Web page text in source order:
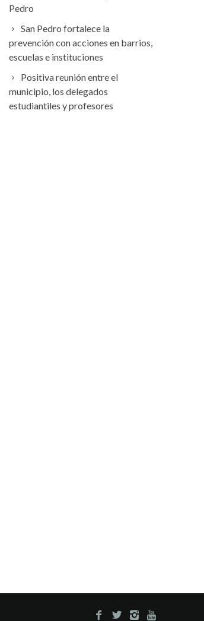
Pedro
San Pedro fortalece la
prevención con acciones en barrios,
escuelas e instituciones
Positiva reunión entre el
municipio, los delegados
estudiantiles y profesores